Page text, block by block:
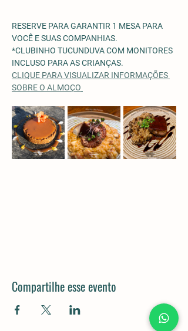
RESERVE PARA GARANTIR 1 MESA PARA
VOCÊ E SUAS COMPANHIAS.
*CLUBINHO TUCUNDUVA COM MONITORES
INCLUSO PARA AS CRIANÇAS.
CLIQUE PARA VISUALIZAR INFORMAÇÕES
SOBRE O ALMOÇO
Compartilhe esse evento